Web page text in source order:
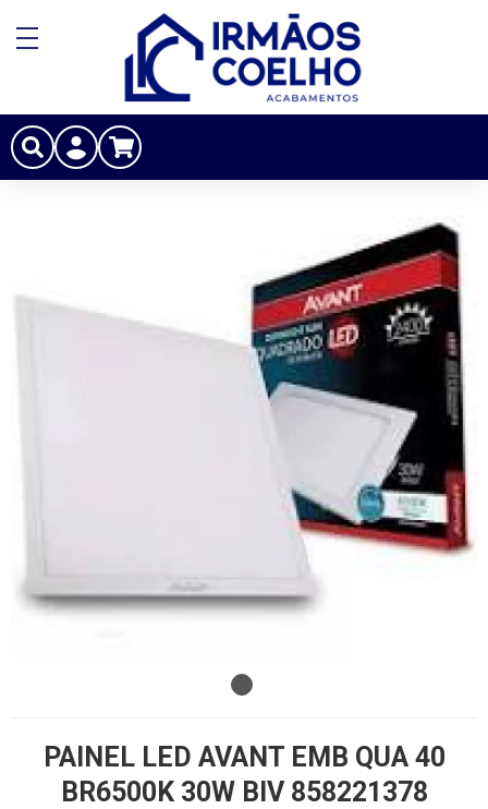
PAINEL LED AVANT EMB QUA 40
BR6500K 30W BIV 858221378